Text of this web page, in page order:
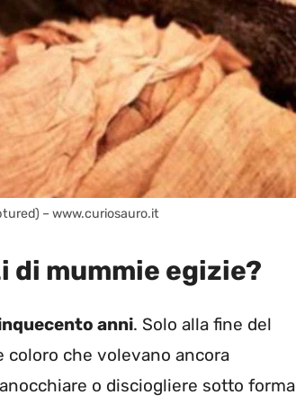
– www.curiosauro.it
di mummie egizie?
anni. Solo alla fine del
coloro che volevano ancora
o disciogliere sotto forma